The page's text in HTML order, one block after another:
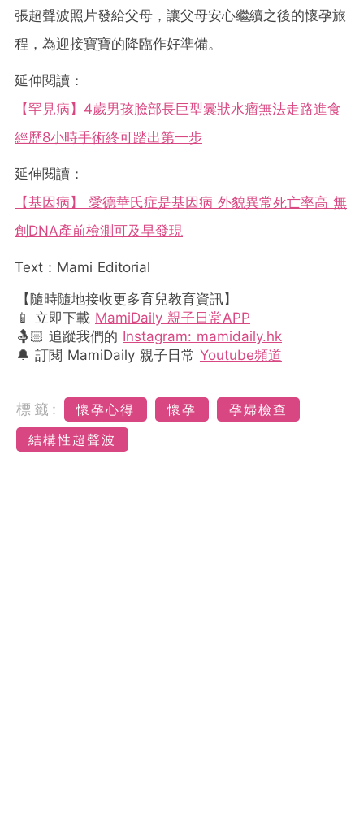
張超聲波照片發給父母，讓父母安心繼續之後的懷孕旅
程，為迎接寶寶的降臨作好準備。
延伸閱讀：
【罕見病】4歲男孩臉部長巨型囊狀水瘤無法走路進食
經歷8小時手術終可踏出第一步
延伸閱讀：
【基因病】 愛德華氏症是基因病 外貌異常死亡率高 無
創DNA產前檢測可及早發現
Text：Mami Editorial
【隨時隨地接收更多育兒教育資訊】
📱 立即下載 MamiDaily 親子日常APP
🤱🏻 追蹤我們的 Instagram: mamidaily.hk
🔔 訂閱 MamiDaily 親子日常 Youtube頻道
標籤: 懷孕心得 懷孕
孕婦檢查
結構性超聲波